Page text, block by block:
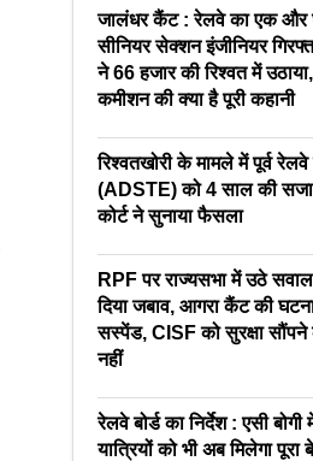
जालंधर कैंट : रेलवे का एक और
सीनियर सेक्शन इंजीनियर
ने 66 हजार की रिश्वत में
कमीशन की क्या है पूरी कहानी
रिश्वतखोरी के मामले में पूर्व रेलवे
(ADSTE) को 4 साल की
कोर्ट ने सुनाया फैसला
RPF पर राज्यसभा में उठे
दिया जबाव, आगरा कैंट की
सस्पेंड, CISF को सुरक्षा सौंपने
नहीं
रेलवे बोर्ड का निर्देश : एसी
यात्रियों को भी अब मिलेगा पूरा